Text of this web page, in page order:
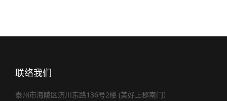
联络我们
泰州市海陵区济川东路136号2楼 (美好上郡南门）